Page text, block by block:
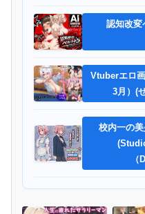
認知改変
Vtuberエロ
3月）(
校内一の
（